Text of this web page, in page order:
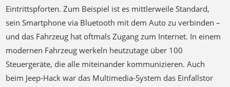
und das Fahrzeug hat oftmals Zugang zum Internet. In einem
modernen Fahrzeug werkeln heutzutage über 100
Steuergeräte, die alle miteinander kommunizieren. Auch
beim Jeep-Hack war das Multimedia-System das Einfallstor
der Hacker. Diese gaben sich als Dienst aus, der für die
Einparkhilfe zuständig ist und bekamen so Zugang zu